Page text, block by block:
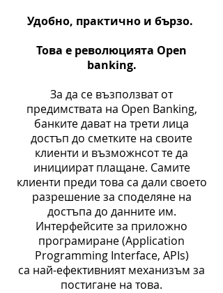
Удобно, практично и бързо.
Това е революцията Open
banking.
За да се възползват от
предимствата на Open Banking,
банките дават на трети лица
достъп до сметките на своите
клиенти и възможнсот те да
инициират плащане. Самите
клиенти преди това са дали своето
разрешение за споделяне на
достъпа до данните им.
Интерфейсите за приложно
програмиране (Application
Programming Interface, APIs)
са най-ефективният механизъм за
постигане на това.